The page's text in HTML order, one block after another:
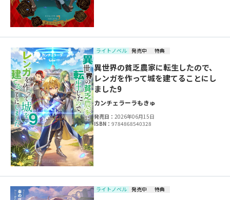
ライトノベル 発売中 特典
異世界の貧乏農家に転生したので、
レンガを作って城を建てることにし
ました9
カンチェラーラもきゅ
発売日：2026年06月15日
ISBN：9784868540328
ライトノベル 発売中 特典